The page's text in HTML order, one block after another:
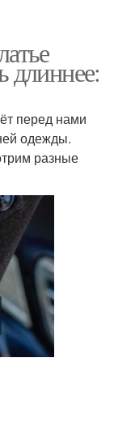
длиннее:
перед нами
одежды.
разные